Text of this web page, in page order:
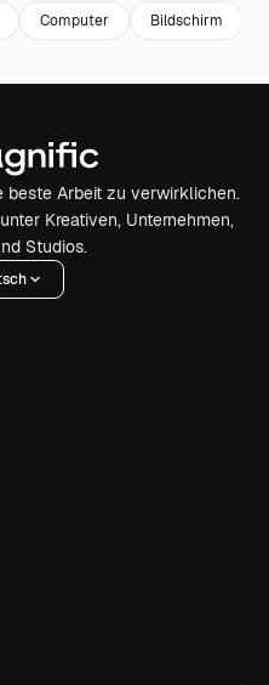
Computer Bildschirm
beste Arbeit zu verwirklichen.
Kreativen, Unternehmen,
Studios.